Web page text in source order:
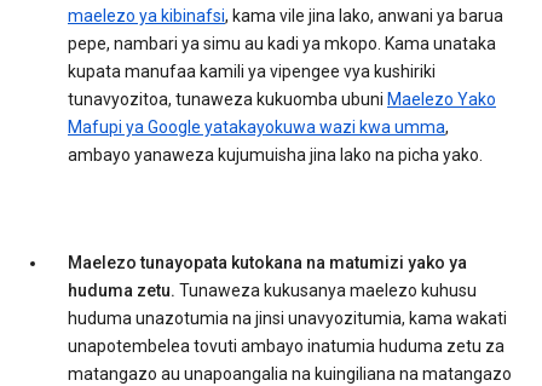
maelezo ya kibinafsi, kama vile jina lako, anwani ya barua
pepe, nambari ya simu au kadi ya mkopo. Kama unataka
kupata manufaa kamili ya vipengee vya kushiriki
tunavyozitoa, tunaweza kukuomba ubuni Maelezo Yako
Mafupi ya Google yatakayokuwa wazi kwa umma,
ambayo yanaweza kujumuisha jina lako na picha yako.
Maelezo tunayopata kutokana na matumizi yako ya
huduma zetu. Tunaweza kukusanya maelezo kuhusu
huduma unazotumia na jinsi unavyozitumia, kama wakati
unapotembelea tovuti ambayo inatumia huduma zetu za
matangazo au unapoangalia na kuingiliana na matangazo